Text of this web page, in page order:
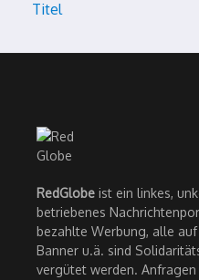
Titel
RedGlobe ist ein linkes,
betriebenes
bezahlte Werbung, alle
Banner u.ä. sind
vergütet werden.